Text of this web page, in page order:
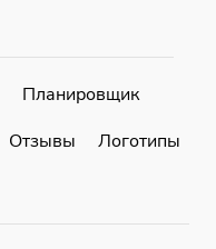
Планировщик
Отзывы
Логотипы